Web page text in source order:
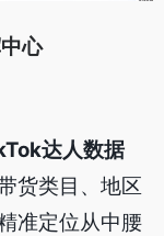
心
达人数据
货类目、地区
准定位从中腰